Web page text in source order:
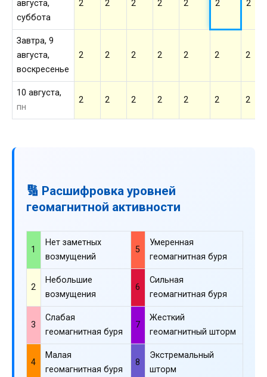
августа,
суббота
2 2 2 2 2 2 2
Завтра, 9
августа,
воскресенье
2 2 2 2 2 2 2
10 августа,
пн
2 2 2 2 2 2 2
🔢 Расшифровка уровней
геомагнитной активности
1
Нет заметных
возмущений
5
Умеренная
геомагнитная буря
2
Небольшие
возмущения
6
Сильная
геомагнитная буря
3
Слабая
геомагнитная буря
7
Жесткий
геомагнитный шторм
4
Малая
геомагнитная буря
8
Экстремальный
шторм